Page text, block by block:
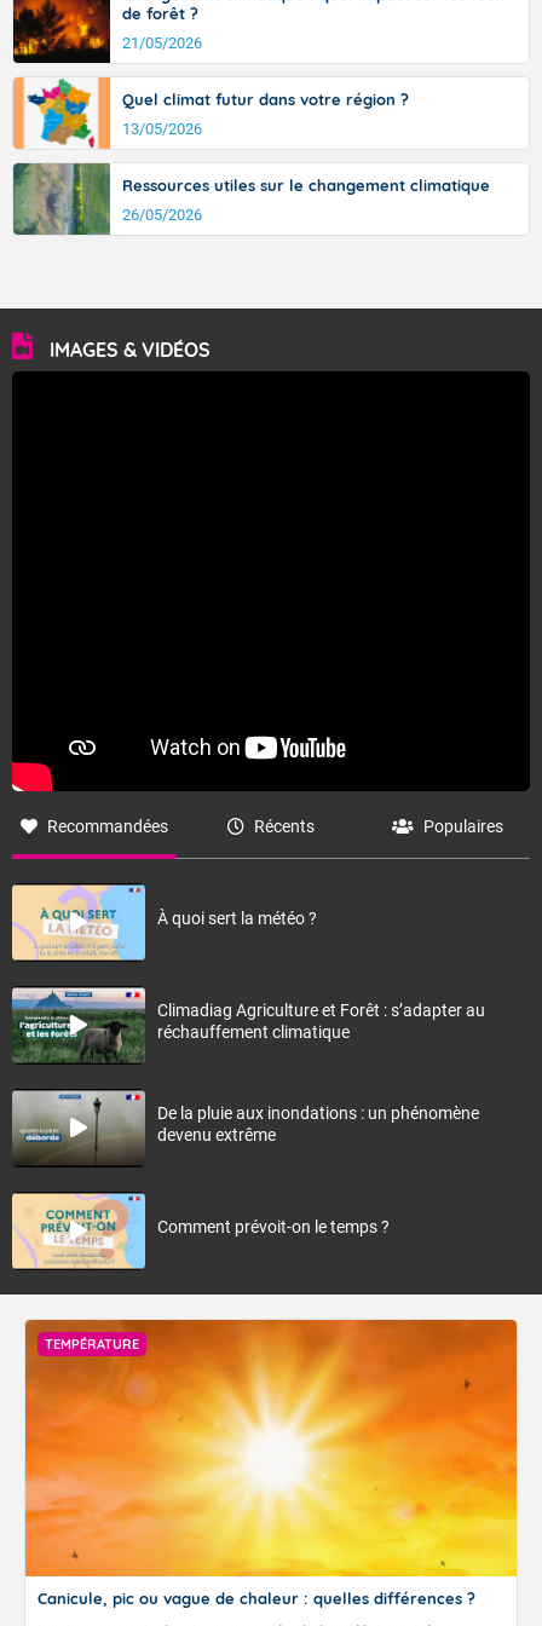
de forêt ?
21/05/2026
Quel climat futur dans votre région ?
13/05/2026
Ressources utiles sur le changement climatique
26/05/2026
IMAGES & VIDÉOS
Recommandées Récents Populaires
À quoi sert la météo ?
Climadiag Agriculture et Forêt : s’adapter au
réchauffement climatique
De la pluie aux inondations : un phénomène
devenu extrême
Comment prévoit-on le temps ?
TEMPÉRATURE
Canicule, pic ou vague de chaleur : quelles différences ?